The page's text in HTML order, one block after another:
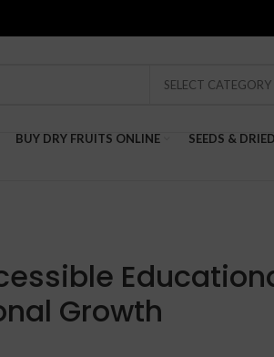
SELECT CATEGORY
BUY DRY FRUITS ONLINE SEEDS &
Growth